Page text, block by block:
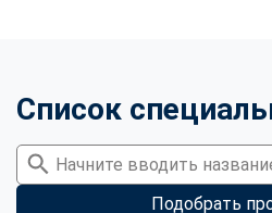
Список
Подобрать